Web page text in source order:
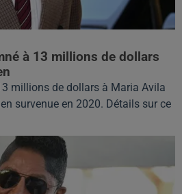
à 13 millions de dollars
millions de dollars à Maria Avila
survenue en 2020. Détails sur ce